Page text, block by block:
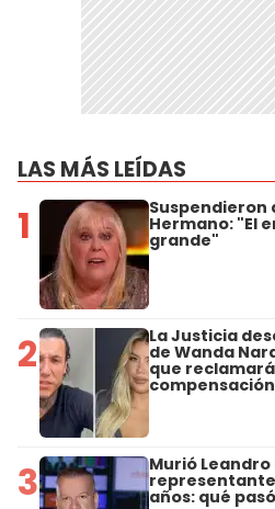
LAS MÁS LEÍDAS
1 Suspendieron
Hermano: "El
grande"
2 La Justicia
de Wanda
que
3 Murió Leandro
representante
años: qué pasó